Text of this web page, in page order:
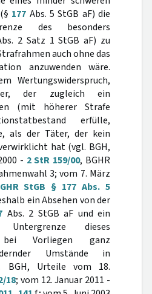
177 Abs. 5 StGB aF) die
des besonders
2 Satz 1 StGB aF) zu
auch ohne das
anzuwenden wäre.
Wertungswiderspruch,
der zugleich ein
(mit höherer Strafe
erfülle,
als der Täter, der kein
hat (vgl. BGH,
- 2 StR 159/00, BGHR
3; vom 7. März
StGB § 177 Abs. 5
ein Absehen von der
Abs. 2 StGB aF und ein
dieses
Vorliegen ganz
Umstände in
BGH, Urteile vom 18.
18; vom 12. Januar 2011 -